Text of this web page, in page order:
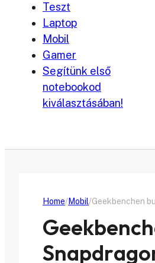
Teszt
Laptop
Mobil
Gamer
Segítünk első
notebookod
kiválasztásában!
Home Mobil Geekbenchen